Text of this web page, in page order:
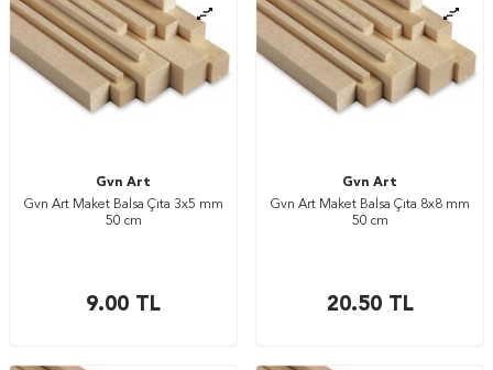
Gvn Art
Gvn Art Maket Balsa Çıta 3x5 mm
50 cm
9.00 TL
Gvn Art
Gvn Art Maket Balsa Çıta 8x8 mm
50 cm
20.50TL